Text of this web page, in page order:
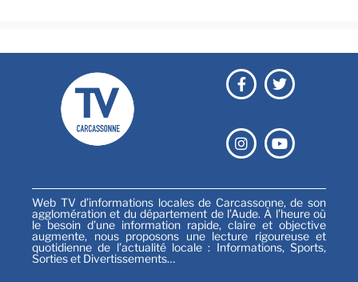
Web TV d’informations locales de Carcassonne, de son
agglomération et du département de l’Aude. À l’heure où
le besoin d’une information rapide, claire et objective
augmente, nous proposons une lecture rigoureuse et
quotidienne de l’actualité locale : Informations, Sports,
Sorties et Divertissements…